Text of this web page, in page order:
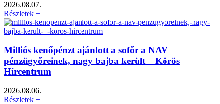
2026.08.07.
Részletek +
Milliós kenőpénzt ajánlott a sofőr a NAV
pénzügyőreinek, nagy bajba került – Körös
Hírcentrum
2026.08.06.
Részletek +